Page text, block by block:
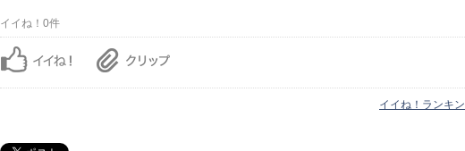
イイね！0件
イイね！ランキ